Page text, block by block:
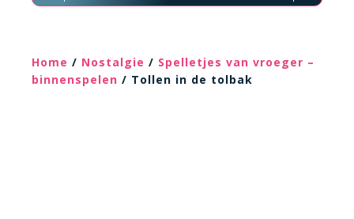
Home / Nostalgie / Spelletjes van vroeger –
binnenspelen / Tollen in de tolbak